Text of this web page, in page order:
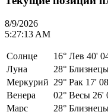
8/9/2026
5:27:13 AM
Солнце 16° Лев 40'
Луна
28°
Меркурий 29° Рак 17'
Венера
02° Весы 26'
Марс
28°